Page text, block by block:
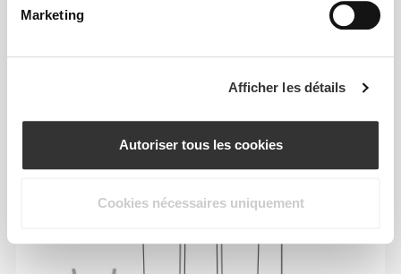
Marketing
Afficher les détails
Autoriser tous les cookies
Cookies nécessaires uniquement